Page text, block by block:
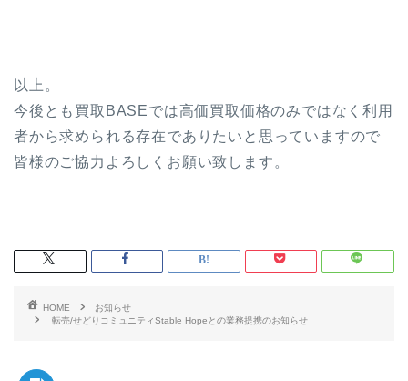
以上。
今後とも買取BASEでは高価買取価格のみではなく利用
者から求められる存在でありたいと思っていますので
皆様のご協力よろしくお願い致します。
HOME
お知らせ
転売/せどりコミュニティStable Hopeとの業務提携のお知らせ